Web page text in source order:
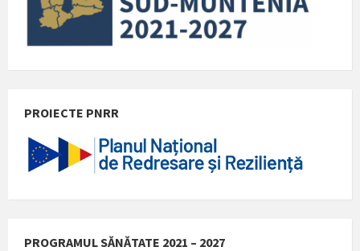
PROIECTE PNRR
PROGRAMUL SĂNĂTATE 2021 – 2027